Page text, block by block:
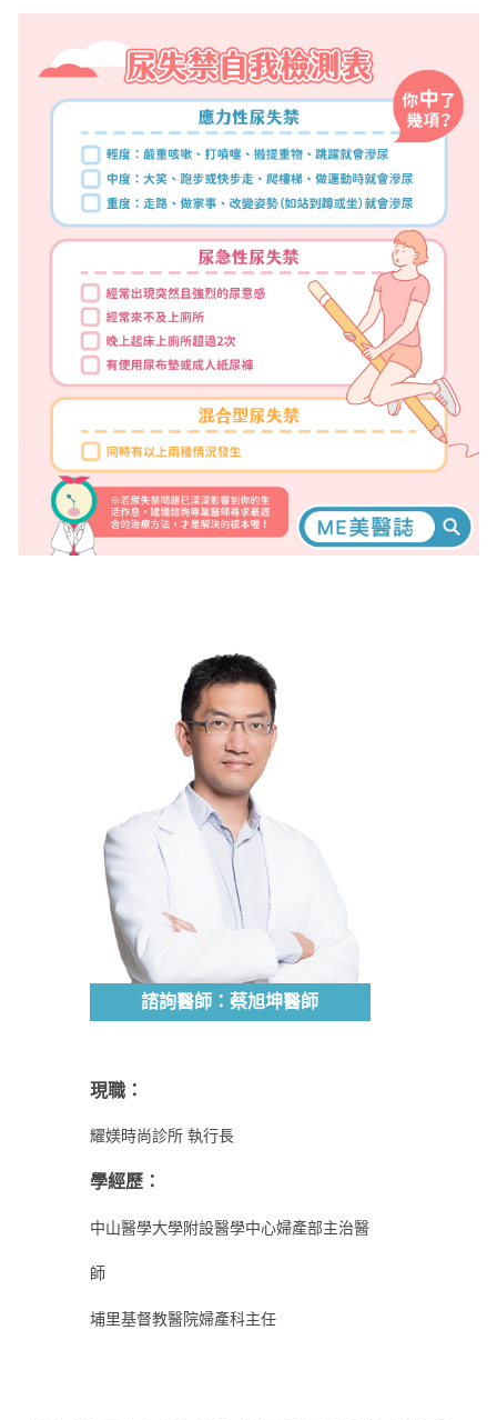
諮詢醫師：蔡旭坤醫師
現職：
耀媄時尚診所 執行長
學經歷：
中山醫學大學附設醫學中心婦產部主治醫
師
埔里基督教醫院婦產科主任